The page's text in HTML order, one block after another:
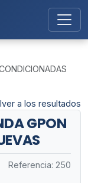
a los resultados
GPON
Referencia: 250